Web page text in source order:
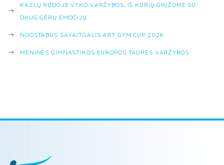
KAZLŲ RŪDOJE VYKO VARŽYBOS, IŠ KURIŲ GRĮŽOME SU
DAUG GERŲ EMOCIJŲ
NUOSTABUS SAVAITGALIS ART GYM CUP 2026
MENINĖS GIMNASTIKOS EUROPOS TAURĖS VARŽYBOS